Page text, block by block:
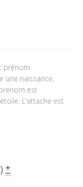
prénom
une naissance.
est
L’attache est
)*